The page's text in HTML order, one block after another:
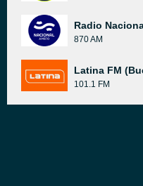
Radio
870 AM
Latina FM
101.1 FM